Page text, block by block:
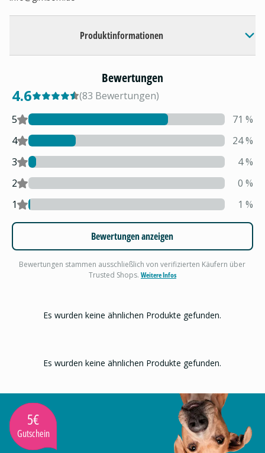
Produktinformationen
Bewertungen
4.6 (83 Bewertungen)
5
71 %
4
24%
3
4%
2
0 %
1
1 %
Bewertungen anzeigen
Bewertungen stammen ausschließlich von verifizierten Käufern über
Trusted Shops. Weitere Infos
Es wurden keine ähnlichen Produkte gefunden.
Es wurden keine ähnlichen Produkte gefunden.
5€
Gutschein